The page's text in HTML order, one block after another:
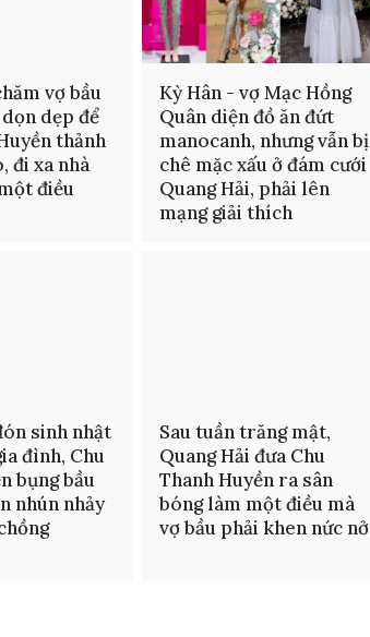
vợ bầu
dẹp để
thảnh
đi xa nhà
điều
Kỳ Hân - vợ Mạc Hồng
Quân diện đồ ăn đứt
manocanh, nhưng vẫn bị
chê mặc xấu ở đám cưới
Quang Hải, phải lên
mạng giải thích
sinh nhật
đình, Chu
bụng bầu
nhún nhảy
Sau tuần trăng mật,
Quang Hải đưa Chu
Thanh Huyền ra sân
bóng làm một điều mà
vợ bầu phải khen nức nở